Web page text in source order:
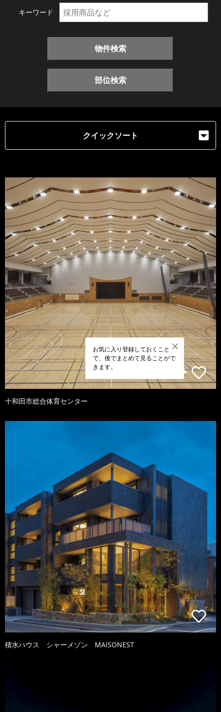
キーワード
物件検索
部位検索
クイックソート
お気に入り登録しておくこと
で、後でまとめて見ることがで
きます。
十和田市総合体育センター
積水ハウス シャーメゾン MAISONEST